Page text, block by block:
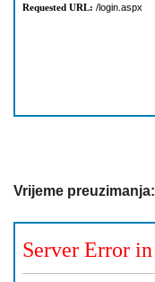
Vrijeme preuzimanja: